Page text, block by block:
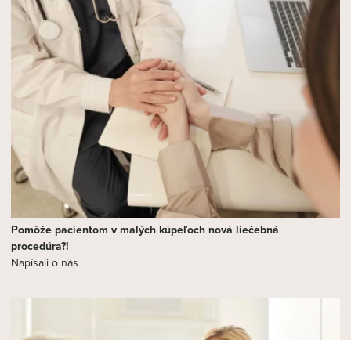
Pomôže pacientom v malých kúpeľoch nová liečebná
procedúra?!
Napísali o nás